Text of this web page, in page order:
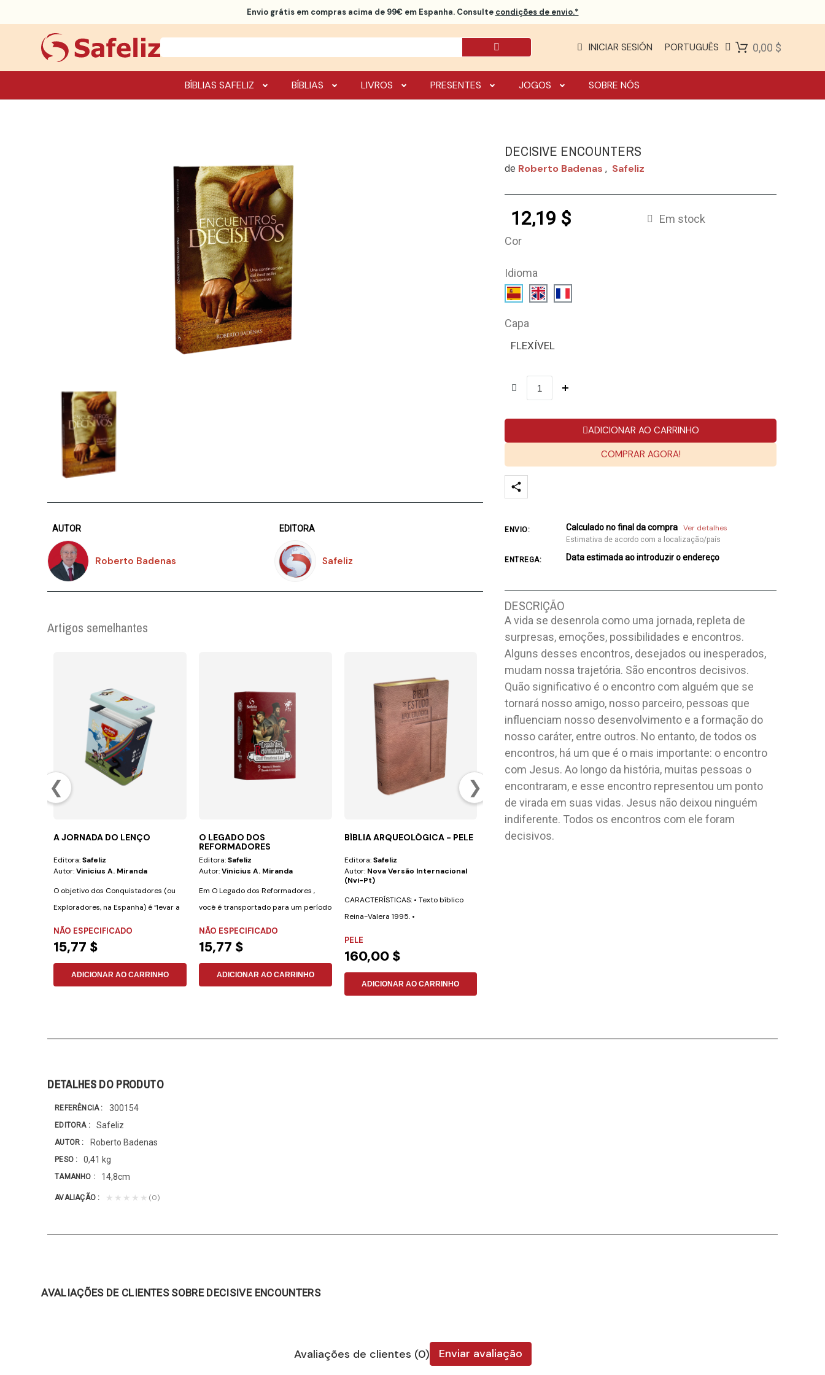
Envio grátisem compras acima de 99€ em Espanha. Consulte condições de envio.*
INICIAR SESIÓN PORTUGUÊS 0,00 $
BÍBLIAS SAFELIZ BÍBLIAS LIVROS PRESENTES JOGOS SOBRE NÓS
AUTOR
Roberto Badenas
EDITORA
Safeliz
Artigos semelhantes
❮ ❯
A JORNADA DO LENÇO
Editora:Safeliz
Autor:Vinicius A. Miranda
O objetivo dos Conquistadores (ou
Exploradores, na Espanha) é “levar a
NÃO ESPECIFICADO
15,77 $
ADICIONAR AO CARRINHO
O LEGADO DOS
REFORMADORES
Editora:Safeliz
Autor:Vinicius A. Miranda
Em O Legado dos Reformadores ,
você é transportado para um período
NÃO ESPECIFICADO
15,77 $
ADICIONAR AO CARRINHO
BÍBLIA ARQUEOLÓGICA - PELE
Editora:Safeliz
Autor: Nova Versão Internacional
(nvi-Pt)
CARACTERÍSTICAS: • Texto bíblico
Reina-Valera 1995. •
PELE
160,00 $
ADICIONAR AO CARRINHO
BÍBLIA BILINGÜE
DECISIVE ENCOUNTERS
de Roberto Badenas , Safeliz
12,19 $
Em stock
Cor
Idioma
Capa
FLEXÍVEL
ADICIONAR AO CARRINHO
COMPRAR AGORA!
ENVIO: Calculado no final da compra Ver detalhes
Estimativa de acordo com a localização/país
ENTREGA: Data estimada ao introduzir o endereço
DESCRIÇÃO
A vida se desenrola como uma jornada, repleta de
surpresas, emoções, possibilidades e encontros.
Alguns desses encontros, desejados ou inesperados,
mudam nossa trajetória. São encontros decisivos.
Quão significativo é o encontro com alguém que se
tornará nosso amigo, nosso parceiro, pessoas que
influenciam nosso desenvolvimento e a formação do
nosso caráter, entre outros. No entanto, de todos os
encontros, há um que é o mais importante: o encontro
com Jesus. Ao longo da história, muitas pessoas o
encontraram, e esse encontro representou um ponto
de virada em suas vidas. Jesus não deixou ninguém
indiferente. Todos os encontros com ele foram
decisivos.
DETALHES DO PRODUTO
REFERÊNCIA 300154
EDITORA Safeliz
AUTOR Roberto Badenas
PESO 0,41 kg
TAMANHO 14,8cm
AVALIAÇÃO ★★★★★ (0)
AVALIAÇÕES DE CLIENTES SOBRE DECISIVE ENCOUNTERS
Avaliações de clientes (0) Enviar avaliação